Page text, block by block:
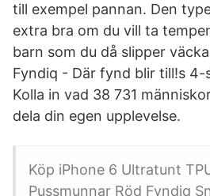
till exempel pannan. Den
extra bra om du vill ta
barn som du då slipper
Fyndiq - Där fynd blir till!s 4-
Kolla in vad 38 731
dela din egen upplevelse.
Köp iPhone 6 Ultratunt
Pussmunnar Röd Fyndiq